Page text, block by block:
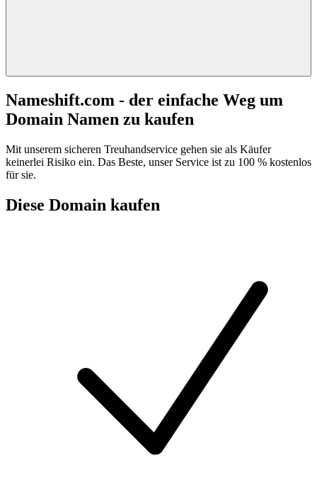
Nameshift.com - der einfache Weg um
Domain Namen zu kaufen
Mit unserem sicheren Treuhandservice gehen sie als Käufer
keinerlei Risiko ein. Das Beste, unser Service ist zu 100 % kostenlos
für sie.
Diese Domain kaufen